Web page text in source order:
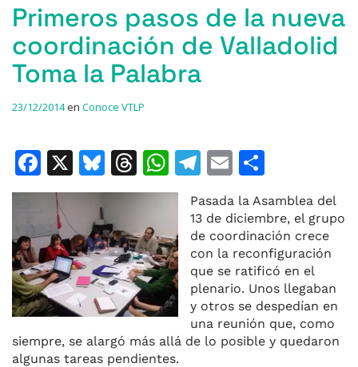
Primeros pasos de la nueva
coordinación de Valladolid
Toma la Palabra
23/12/2014en Conoce VTLP
F
a
e
b
o
o
k
X
Bl
u
e
s
k
y
T
h
a
d
s
W
h
at
s
A
p
p
T
e
gr
a
m
E
m
ai
l
m
p
ar
ti
r
Pasada la Asamblea del
13 de diciembre, el grupo
de coordinación crece
con la reconfiguración
que se ratificó en el
plenario. Unos llegaban
y otros se despedían en
una reunión que, como
siempre, se alargó más allá de lo posible y quedaron
algunas tareas pendientes.